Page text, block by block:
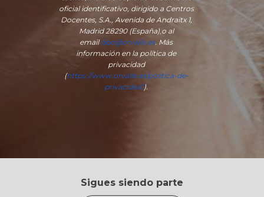
oficial identificativo, dirigido a Centros
Docentes, S.A., Avenida de Andraitx 1,
Madrid 28290 (España), o al
emaildpo@orvalle.es. Más
información en la política de
privacidad
(https://www.orvalle.es/politica-de-
privacidad/).
Sigues siendo parte